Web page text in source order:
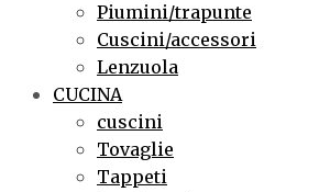
Piumini/trapunte
Cuscini/accessori
Lenzuola
CUCINA
cuscini
Tovaglie
Tappeti